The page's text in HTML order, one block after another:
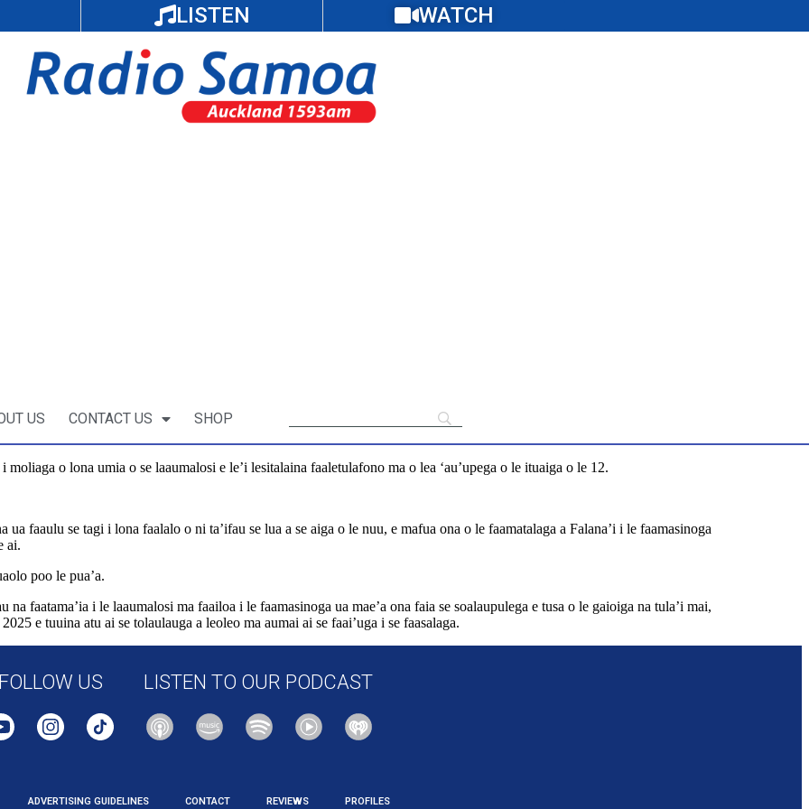
LISTEN WATCH
US CONTACT US SHOP
o lona umia o se laaumalosi e le’i lesitalaina faaletulafono ma o lea ‘au’upega o le ituaiga o le 12.
faaulu se tagi i lona faalalo o ni ta’ifau se lua a se aiga o le nuu, e mafua ona o le faamatalaga a Falana’i i le faamasinoga
ai.
poo le pua’a.
na faatama’ia i le laaumalosi ma faailoa i le faamasinoga ua mae’a ona faia se soalaupulega e tusa o le gaioiga na tula’i mai,
e tuuina atu ai se tolaulauga a leoleo ma aumai ai se faai’uga i se faasalaga.
US LISTEN TO OUR PODCAST
ADVERTISING GUIDELINES CONTACT REVIEWS PROFILES